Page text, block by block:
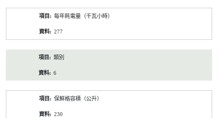
每年耗電量（千瓦小時）
277
類別
6
保鮮格容積（公升）
230